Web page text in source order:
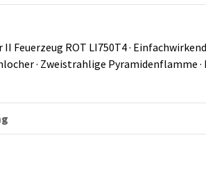
Feuerzeug ROT LI750T4 ·
· Zweistrahlige Pyramidenflamme